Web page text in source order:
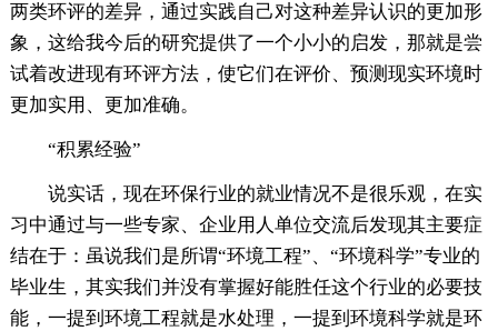
两类环评的差异，通过实践自己对这种差异认识的更加形
象，这给我今后的研究提供了一个小小的启发，那就是尝
试着改进现有环评方法，使它们在评价、预测现实环境时
更加实用、更加准确。
“积累经验”
说实话，现在环保行业的就业情况不是很乐观，在实
习中通过与一些专家、企业用人单位交流后发现其主要症
结在于：虽说我们是所谓“环境工程”、“环境科学”专业的
毕业生，其实我们并没有掌握好能胜任这个行业的必要技
能，一提到环境工程就是水处理，一提到环境科学就是环